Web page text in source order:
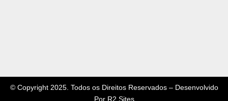
© Copyright 2025. Todos os Direitos Reservados – Desenvolvido
Por R2 Sites